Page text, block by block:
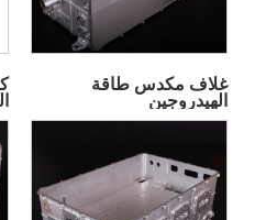
غلاف مكدس طاقة
الهيدروجين